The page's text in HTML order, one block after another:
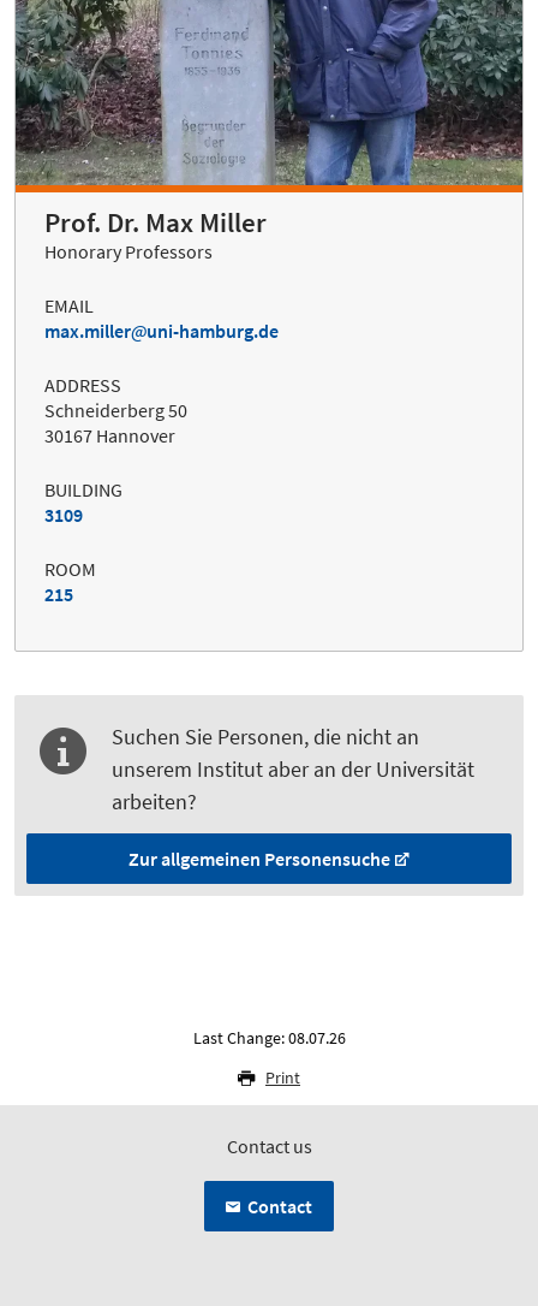
Prof. Dr. Max Miller
Honorary Professors
EMAIL
max.miller
uni-hamburg.de
ADDRESS
Schneiderberg 50
30167 Hannover
BUILDING
3109
ROOM
215
Suchen Sie Personen, die nicht an
unserem Institut aber an der Universität
arbeiten?
Zur allgemeinen Personensuche
Last Change: 08.07.26
Print
Contact us
Contact